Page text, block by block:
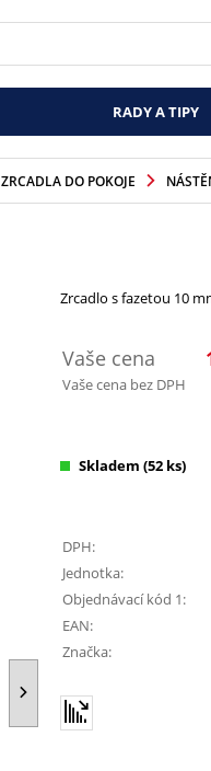
RADY A TIPY
ZRCADLA DO POKOJE
Zrcadlo s fazetou 10
Vaše cena
Vaše cena bez DPH
Skladem (52 ks)
DPH:
Jednotka:
Objednávací kód 1:
EAN:
Značka: